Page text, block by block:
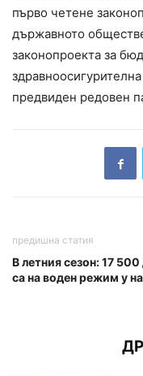
първо четене
държавното
законопроекта за
предвиден редовен
предишна статия
В летния сезон: 17
са на воден режим у